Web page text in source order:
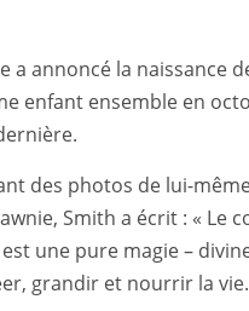
a annoncé la naissance
enfant ensemble en
des photos de lui-
Smith a écrit : « Le
une pure magie –
grandir et nourrir la vie.